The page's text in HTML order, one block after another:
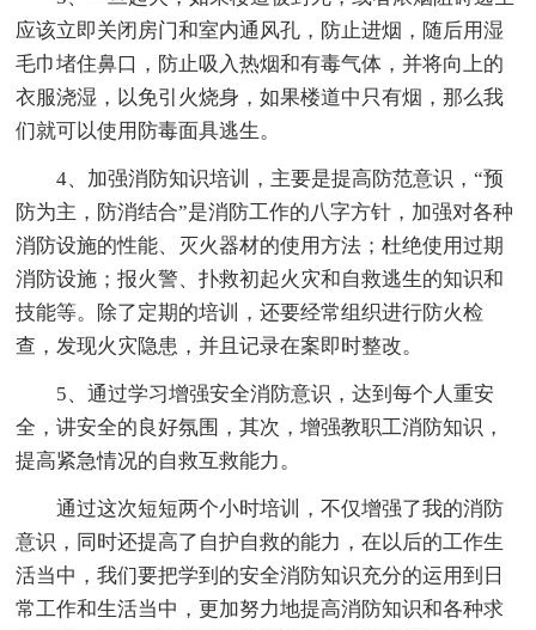
应该立即关闭房门和室内通风孔，防止进烟，随后用湿
毛巾堵住鼻口，防止吸入热烟和有毒气体，并将向上的
衣服浇湿，以免引火烧身，如果楼道中只有烟，那么我
们就可以使用防毒面具逃生。
4、加强消防知识培训，主要是提高防范意识，“预
防为主，防消结合”是消防工作的八字方针，加强对各种
消防设施的性能、灭火器材的使用方法；杜绝使用过期
消防设施；报火警、扑救初起火灾和自救逃生的知识和
技能等。除了定期的培训，还要经常组织进行防火检
查，发现火灾隐患，并且记录在案即时整改。
5、通过学习增强安全消防意识，达到每个人重安
全，讲安全的良好氛围，其次，增强教职工消防知识，
提高紧急情况的自救互救能力。
通过这次短短两个小时培训，不仅增强了我的消防
意识，同时还提高了自护自救的能力，在以后的工作生
活当中，我们要把学到的安全消防知识充分的运用到日
常工作和生活当中，更加努力地提高消防知识和各种求